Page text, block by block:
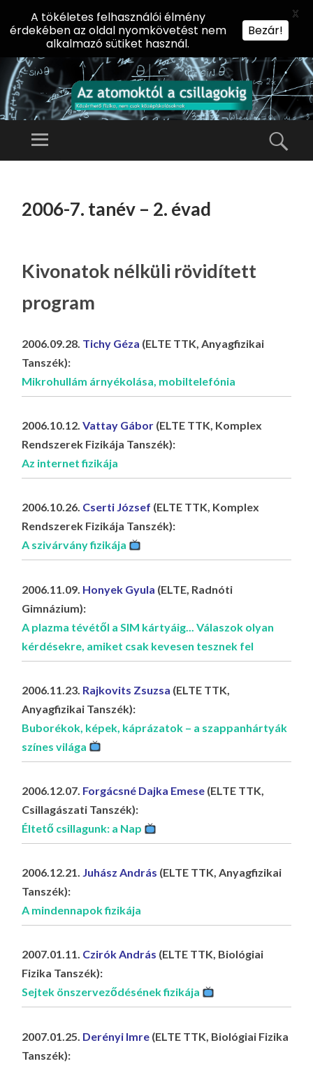
AZ
KT
A
G
KI
Előadássorozat
Természettudományi
Menü
TARTALOMHOZ
2006-7. tanév – 2. évad
Kivonatok nélküli rövidített
program
2006.09.28. Tichy Géza (ELTE TTK, Anyagfizikai
Tanszék):
Mikrohullám árnyékolása, mobiltelefónia
2006.10.12.Vattay Gábor (ELTE TTK, Komplex
Rendszerek Fizikája Tanszék):
Az internet fizikája
2006.10.26. Cserti József (ELTE TTK, Komplex
Rendszerek Fizikája Tanszék):
A szivárvány fizikája
2006.11.09. Honyek Gyula (ELTE, Radnóti
Gimnázium):
A plazma tévétől a SIM kártyáig... Válaszok olyan
kérdésekre, amiket csak kevesen tesznek fel
2006.11.23. Rajkovits Zsuzsa (ELTE TTK,
Anyagfizikai Tanszék):
Buborékok, képek, káprázatok – a szappanhártyák
színes világa
2006.12.07. Forgácsné Dajka Emese (ELTE TTK,
Csillagászati Tanszék):
Éltető csillagunk: a Nap
2006.12.21. Juhász András (ELTE TTK, Anyagfizikai
Tanszék):
A mindennapok fizikája
2007.01.11. Czirók András (ELTE TTK, Biológiai
Fizika Tanszék):
Sejtek önszerveződésének fizikája
2007.01.25. Derényi Imre (ELTE TTK, Biológiai Fizika
Tanszék):
A tökéletes felhasználói élmény
érdekében az oldal nyomkövetést nem
alkalmazó sütiket használ.
Bezár!
X